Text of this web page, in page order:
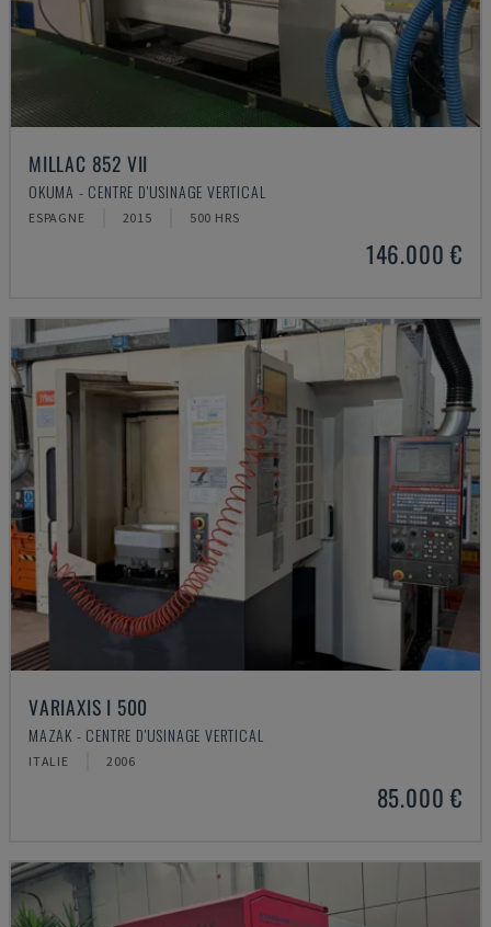
MILLAC 852 VII
OKUMA - CENTRE D'USINAGE VERTICAL
ESPAGNE 2015 500 HRS
146.000 €
VARIAXIS I 500
MAZAK - CENTRE D'USINAGE VERTICAL
ITALIE 2006
85.000 €